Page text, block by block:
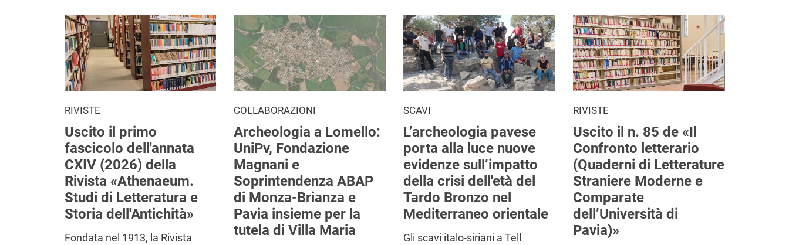
RIVISTE
Uscito il primo
fascicolo dell'annata
CXIV (2026) della
Rivista «Athenaeum.
Studi di Letteratura e
Storia dell'Antichità»
Fondata nel 1913, la Rivista
COLLABORAZIONI
Archeologia a Lomello:
UniPv, Fondazione
Magnani e
Soprintendenza ABAP
di Monza-Brianza e
Pavia insieme per la
tutela di Villa Maria
SCAVI
L’archeologia pavese
porta alla luce nuove
evidenze sull’impatto
della crisi dell'età del
Tardo Bronzo nel
Mediterraneo orientale
Gli scavi italo-siriani a Tell
RIVISTE
Uscito il n. 85 de «Il
Confronto letterario
(Quaderni di Letterature
Straniere Moderne e
Comparate
dell’Università di
Pavia)»